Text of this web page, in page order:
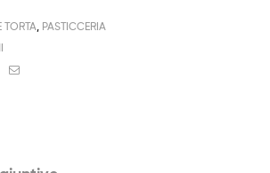
TORTA PASTICCERIA
Pinterest
Email